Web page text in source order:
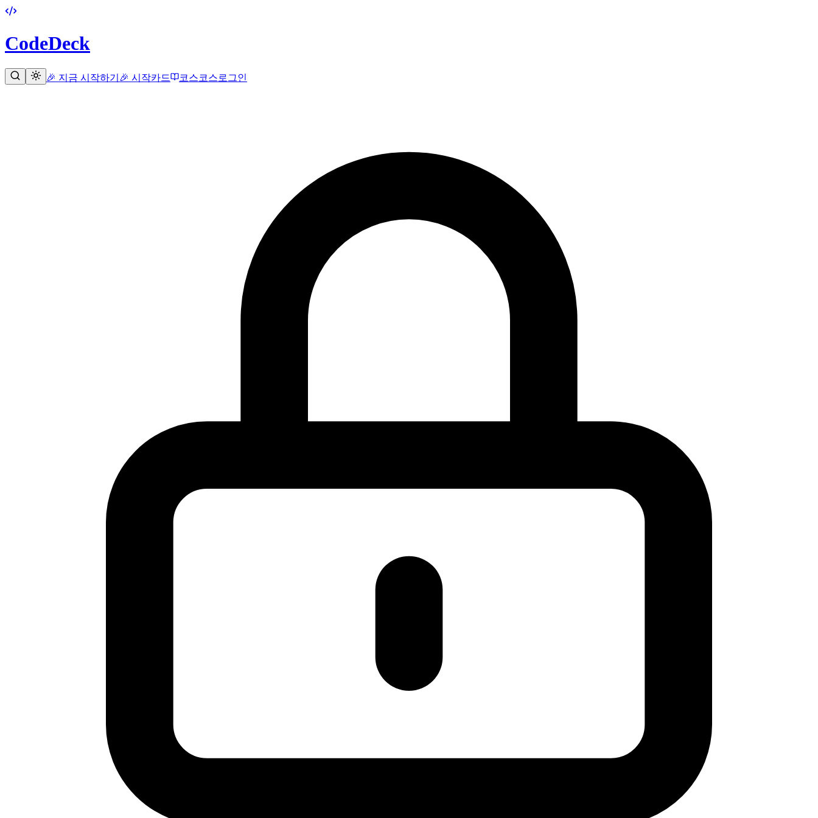
CodeDeck
🎉 지금 시작하기 🎉 시작카드 코스코스로그인